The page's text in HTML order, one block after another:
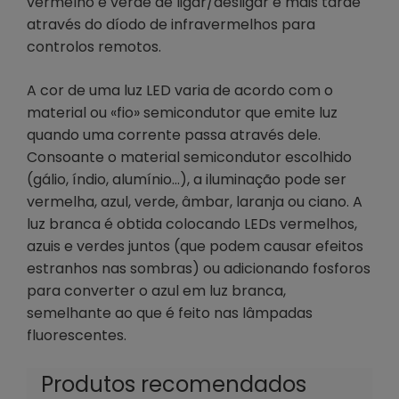
através do díodo de infravermelhos para
controlos remotos.
A cor de uma luz LED varia de acordo com o
material ou «fio» semicondutor que emite luz
quando uma corrente passa através dele.
Consoante o material semicondutor escolhido
(gálio, índio, alumínio…), a iluminação pode ser
vermelha, azul, verde, âmbar, laranja ou ciano. A
luz branca é obtida colocando LEDs vermelhos,
azuis e verdes juntos (que podem causar efeitos
estranhos nas sombras) ou adicionando fosforos
para converter o azul em luz branca,
semelhante ao que é feito nas lâmpadas
fluorescentes.
Produtos recomendados